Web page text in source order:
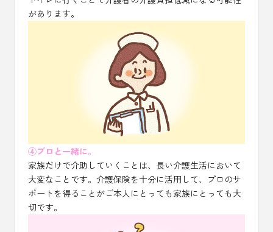
があります。
④プロと一緒に。
家族だけで介助していくことは、長い介護生活において
大変なことです。介護保険を十分に活用して、プロのサ
ポートを得ることがご本人にとっても家族にとっても大
切です。